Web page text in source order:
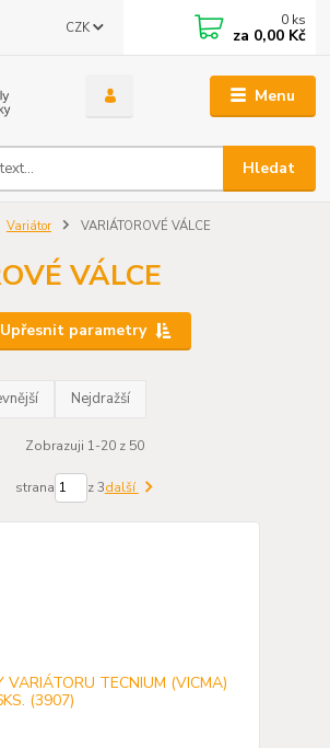
Menu
CZK
Hledat
0 ks
za 0,00 Kč
Variátor VARIÁTOROVÉ VÁLCE
VÁLCE
Upřesnit parametry
Nejdražší
Zobrazuji 1-20 z 50
strana z 3další